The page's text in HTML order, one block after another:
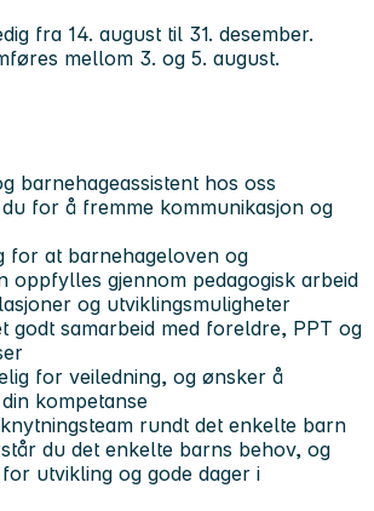
fra 14. august til 31. desember.
mellom 3. og 5. august.
barnehageassistent hos oss
for å fremme kommunikasjon og
for at barnehageloven og
oppfylles gjennom pedagogisk arbeid
og utviklingsmuligheter
godt samarbeid med foreldre, PPT og
for veiledning, og ønsker å
kompetanse
rundt det enkelte barn
du det enkelte barns behov, og
utvikling og gode dager i